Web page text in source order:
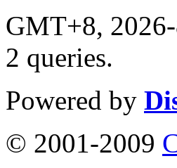
GMT+8,
2 queries.
Powered by
© 2001-2009